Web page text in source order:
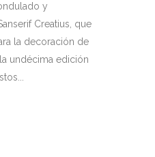
y
Creatius, que
la decoración de
undécima edición